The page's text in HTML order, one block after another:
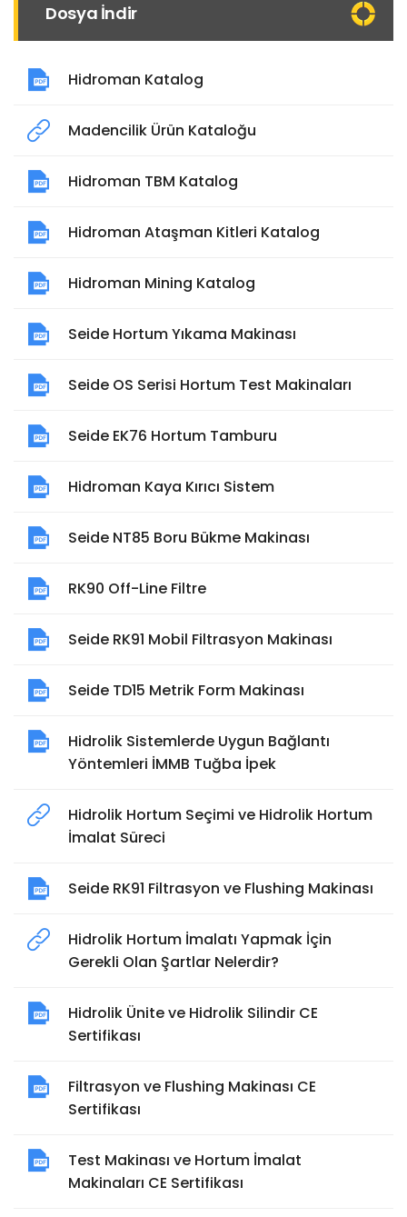
Dosya İndir
Hidroman Katalog
Madencilik Ürün Kataloğu
Hidroman TBM Katalog
Hidroman Ataşman Kitleri Katalog
Hidroman Mining Katalog
Seide Hortum Yıkama Makinası
Seide OS Serisi Hortum Test Makinaları
Seide EK76 Hortum Tamburu
Hidroman Kaya Kırıcı Sistem
Seide NT85 Boru Bükme Makinası
RK90 Off-Line Filtre
Seide RK91 Mobil Filtrasyon Makinası
Seide TD15 Metrik Form Makinası
Hidrolik Sistemlerde Uygun Bağlantı
Yöntemleri İMMB Tuğba İpek
Hidrolik Hortum Seçimi ve Hidrolik Hortum
İmalat Süreci
Seide RK91 Filtrasyon ve Flushing Makinası
Hidrolik Hortum İmalatı Yapmak İçin
Gerekli Olan Şartlar Nelerdir?
Hidrolik Ünite ve Hidrolik Silindir CE
Sertifikası
Filtrasyon ve Flushing Makinası CE
Sertifikası
Test Makinası ve Hortum İmalat
Makinaları CE Sertifikası